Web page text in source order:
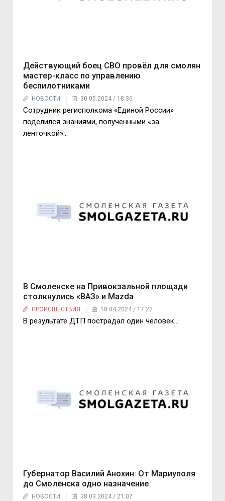
Действующий боец СВО провёл для смолян
мастер-класс по управлению
беспилотниками
НОВОСТИ 30.05.2024 / 18:36
Сотрудник регисполкома «Единой России»
поделился знаниями, полученными «за
ленточкой»...
В Смоленске на Привокзальной площади
столкнулись «ВАЗ» и Mazda
ПРОИСШЕСТВИЯ 18.04.2024 / 17:22
В результате ДТП пострадал один человек…
Губернатор Василий Анохин: От Мариуполя
до Смоленска одно назначение
НОВОСТИ 28.03.2024 / 21:07